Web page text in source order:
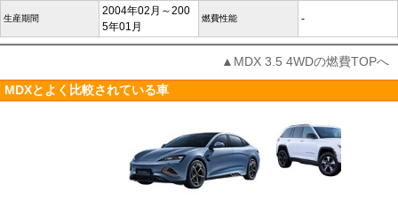
生産期間
2004年02月～200
5年01月
燃費性能 -
▲MDX 3.5 4WDの燃費TOPへ
MDXとよく比較されている車